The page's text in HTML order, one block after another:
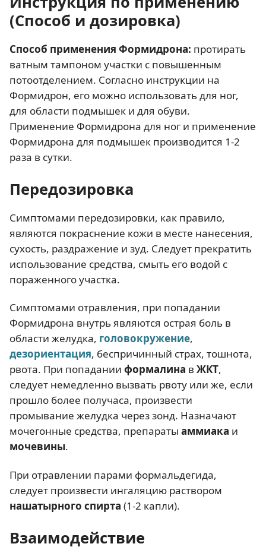
(Способ и дозировка)
Способ применения Формидрона: протирать
ватным тампоном участки с повышенным
потоотделением. Согласно инструкции на
Формидрон, его можно использовать для ног,
для области подмышек и для обуви.
Применение Формидрона для ног и применение
Формидрона для подмышек производится 1-2
раза в сутки.
Передозировка
Симптомами передозировки, как правило,
являются покраснение кожи в месте нанесения,
сухость, раздражение и зуд. Следует прекратить
использование средства, смыть его водой с
пораженного участка.
Симптомами отравления, при попадании
Формидрона внутрь являются острая боль в
области желудка, головокружение,
дезориентация, беспричинный страх, тошнота,
рвота. При попадании формалина в ЖКТ,
следует немедленно вызвать рвоту или же, если
прошло более получаса, произвести
промывание желудка через зонд. Назначают
мочегонные средства, препараты аммиака и
мочевины.
При отравлении парами формальдегида,
следует произвести ингаляцию раствором
нашатырного спирта (1-2 капли).
Взаимодействие